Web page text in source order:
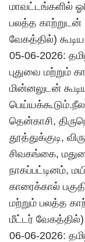
மாவட்டங்களில்
பலத்த காற்றுடன்
வேகத்தில்)
05-06-2026:
புதுவை மற்றும்
மின்னலுடன்
தென்காசி,
தூத்துக்குடி,
சிவகங்கை,
நாகப்பட்டினம்,
காரைக்கால்
மற்றும் பலத்த
மீட்டர்
06-06-2026: